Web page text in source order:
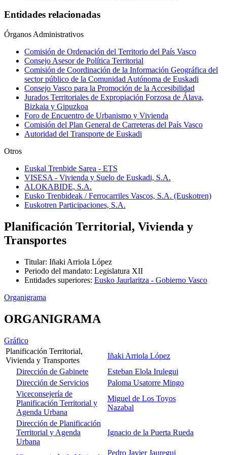
Entidades relacionadas
Órganos Administrativos
Comisión de Ordenación del Territorio del País Vasco
Consejo Asesor de Política Territorial
Comisión de Coordinación de la Información Geográfica del
sector público de la Comunidad Autónoma de Euskadi
Consejo Vasco para la Promoción de la Accesibilidad
Jurados Territoriales de Expropiación Forzosa de Álava,
Bizkaia y Gipuzkoa
Foro de Encuentro de Urbanismo y Vivienda
Comisión del Plan General de Carreteras del País Vasco
Autoridad del Transporte de Euskadi
Otros
Euskal Trenbide Sarea - ETS
VISESA - Vivienda y Suelo de Euskadi, S.A.
ALOKABIDE, S.A.
Eusko Trenbideak / Ferrocarriles Vascos, S.A. (Euskotren)
Euskotren Participaciones, S.A.
Planificación Territorial, Vivienda y
Transportes
Titular: Iñaki Arriola López
Periodo del mandato: Legislatura XII
Entidades superiores: Eusko Jaurlaritza - Gobierno Vasco
Organigrama
ORGANIGRAMA
Gráfico
Planificación Territorial,
Vivienda y Transportes
Iñaki Arriola López
Dirección de Gabinete
Esteban Elola Irulegui
Dirección de Servicios
Paloma Usatorre Mingo
Viceconsejería de
Planificación Territorial y
Agenda Urbana
Miguel de Los Toyos
Nazabal
Dirección de Planificación
Territorial y Agenda
Urbana
Ignacio de la Puerta Rueda
Pedro Javier Jauregui